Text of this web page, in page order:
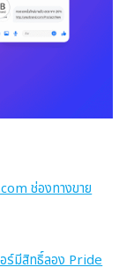
ช่องทางขาย
ร์มีสิทธิ์ลอง Pride